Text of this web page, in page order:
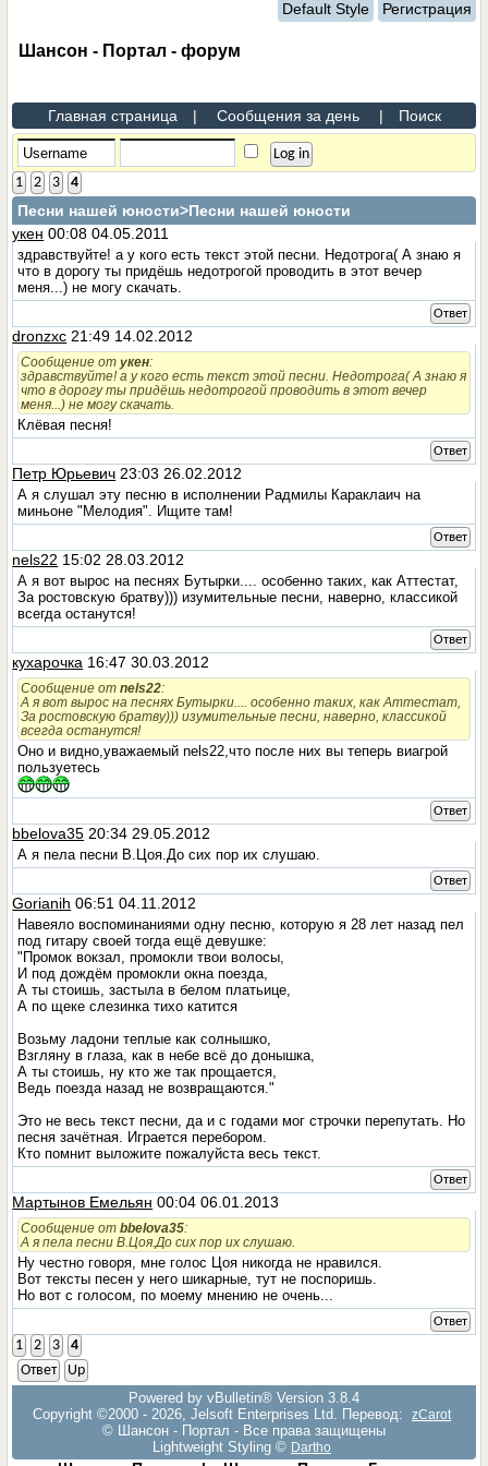
Default Style Регистрация
Шансон - Портал - форум
Главная страница | Сообщения за день | Поиск
1 2 3 4
Песни нашей юности>Песни нашей юности
укен 00:08 04.05.2011
здравствуйте! а у кого есть текст этой песни. Недотрога( А знаю я
что в дорогу ты придёшь недотрогой проводить в этот вечер
меня...) не могу скачать.
Ответ
dronzxc 21:49 14.02.2012
Сообщение отукен:
здравствуйте! а у кого есть текст этой песни. Недотрога( А знаю я
что в дорогу ты придёшь недотрогой проводить в этот вечер
меня...) не могу скачать.
Клёвая песня!
Ответ
Петр Юрьевич 23:03 26.02.2012
А я слушал эту песню в исполнении Радмилы Караклаич на
миньоне "Мелодия". Ищите там!
Ответ
nels22 15:02 28.03.2012
А я вот вырос на песнях Бутырки.... особенно таких, как Аттестат,
За ростовскую братву))) изумительные песни, наверно, классикой
всегда останутся!
Ответ
кухарочка 16:47 30.03.2012
Сообщение отnels22:
А я вот вырос на песнях Бутырки.... особенно таких, как Аттестат,
За ростовскую братву))) изумительные песни, наверно, классикой
всегда останутся!
Оно и видно,уважаемый nels22,что после них вы теперь виагрой
пользуетесь
Ответ
bbelova35 20:34 29.05.2012
А я пела песни В.Цоя.До сих пор их слушаю.
Ответ
Gorianih 06:51 04.11.2012
Навеяло воспоминаниями одну песню, которую я 28 лет назад пел
под гитару своей тогда ещё девушке:
"Промок вокзал, промокли твои волосы,
И под дождём промокли окна поезда,
А ты стоишь, застыла в белом платьице,
А по щеке слезинка тихо катится
Возьму ладони теплые как солнышко,
Взгляну в глаза, как в небе всё до донышка,
А ты стоишь, ну кто же так прощается,
Ведь поезда назад не возвращаются."
Это не весь текст песни, да и с годами мог строчки перепутать. Но
песня зачётная. Играется перебором.
Кто помнит выложите пожалуйста весь текст.
Ответ
Мартынов Емельян 00:04 06.01.2013
Сообщение отbbelova35:
А я пела песни В.Цоя.До сих пор их слушаю.
Ну честно говоря, мне голос Цоя никогда не нравился.
Вот тексты песен у него шикарные, тут не поспоришь.
Но вот с голосом, по моему мнению не очень...
Ответ
1 2 3
4
Ответ
Up
Powered by vBulletin® Version 3.8.4
Copyright ©2000 - 2026, Jelsoft Enterprises Ltd. Перевод:
zCarot
© Шансон - Портал - Все права защищены
Lightweight Styling © Dartho